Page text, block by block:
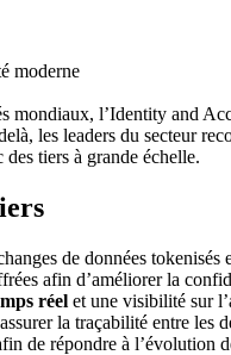
moderne
mondiaux, l’Identity and
les leaders du secteur
tiers à grande échelle.
de données
afin d’améliorer la
réel et une visibilité sur
la traçabilité entre les
de répondre à l’évolution